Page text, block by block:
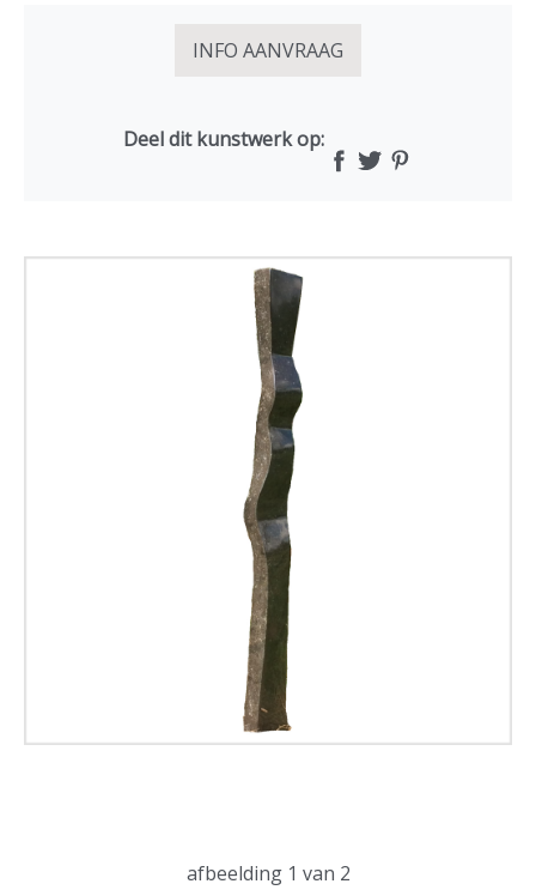
INFO AANVRAAG
Deel dit kunstwerk op:
afbeelding 1 van 2